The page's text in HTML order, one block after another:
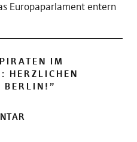
Europaparlament entern
PIRATEN IM
HERZLICHEN
BERLIN! ”